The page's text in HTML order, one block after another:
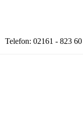
Telefon: 02161 - 823